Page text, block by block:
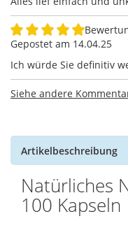
100%
Gepostet am 14.04.25
Ich würde Sie definitiv
Siehe andere
Artikelbeschreibung
Natürliches
100 Kapseln